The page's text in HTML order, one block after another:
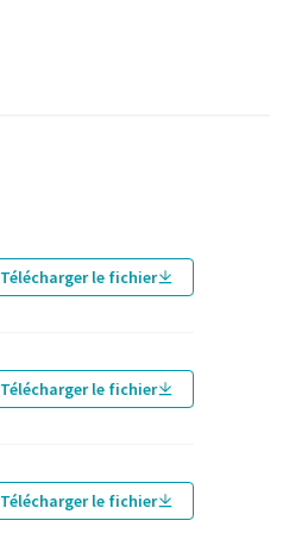
Télécharger le fichier
Télécharger le fichier
Télécharger le fichier